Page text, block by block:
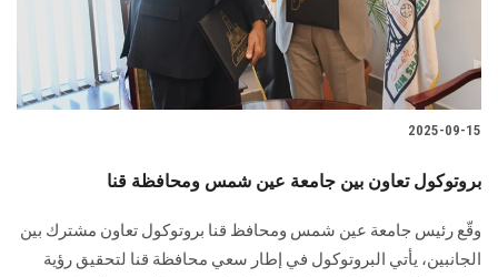
2025-09-15
بروتوكول تعاون بين جامعة عين شمس ومحافظة قنا
وقّع رئيس جامعة عين شمس ومحافظ قنا بروتوكول تعاون مشترك بين
الجانبين، يأتي البروتوكول في إطار سعي محافظة قنا لتحقيق رؤية